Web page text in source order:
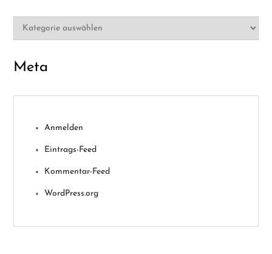
Kategorien
Meta
Anmelden
Eintrags-Feed
Kommentar-Feed
WordPress.org